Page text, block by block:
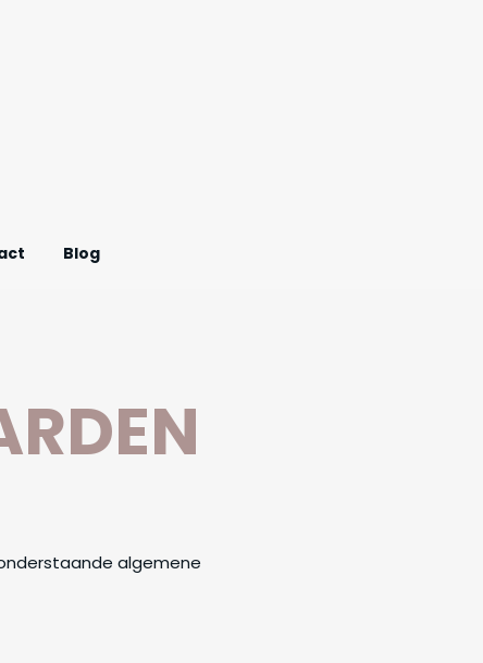
Blog
algemene